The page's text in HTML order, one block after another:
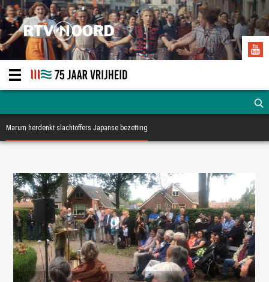
Marum herdenkt slachtoffers Japanse bezetting